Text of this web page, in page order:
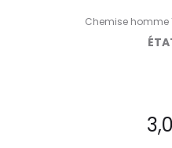
Chemise